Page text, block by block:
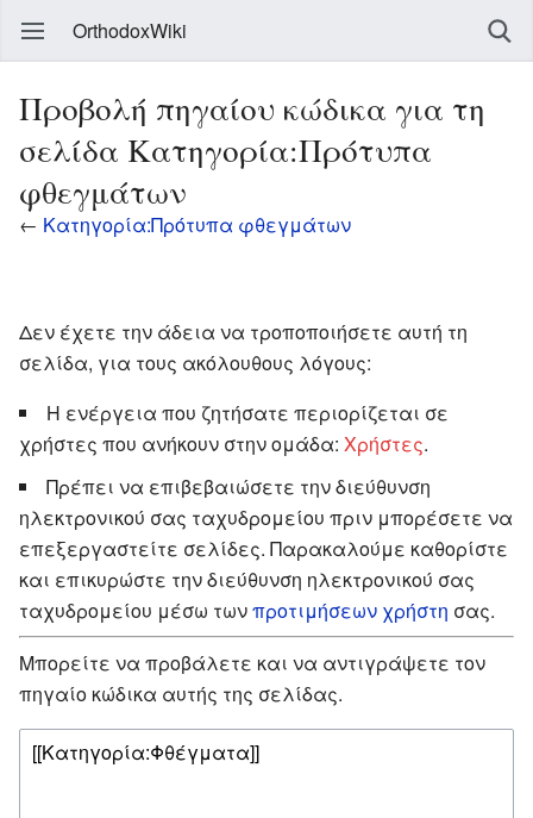
OrthodoxWiki
Προβολή πηγαίου κώδικα για τη
σελίδα Κατηγορία:Πρότυπα
φθεγμάτων
← Κατηγορία:Πρότυπα φθεγμάτων
Δεν έχετε την άδεια να τροποποιήσετε αυτή τη
σελίδα, για τους ακόλουθους λόγους:
Η ενέργεια που ζητήσατε περιορίζεται σε
χρήστες που ανήκουν στην ομάδα: Χρήστες.
Πρέπει να επιβεβαιώσετε την διεύθυνση
ηλεκτρονικού σας ταχυδρομείου πριν μπορέσετε να
επεξεργαστείτε σελίδες. Παρακαλούμε καθορίστε
και επικυρώστε την διεύθυνση ηλεκτρονικού σας
ταχυδρομείου μέσω τωνπροτιμήσεων χρήστη σας.
Μπορείτε να προβάλετε και να αντιγράψετε τον
πηγαίο κώδικα αυτής της σελίδας.